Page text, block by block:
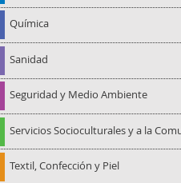
Química
Sanidad
Seguridad y Medio Ambiente
Servicios Socioculturales y a la
Textil, Confección y Piel